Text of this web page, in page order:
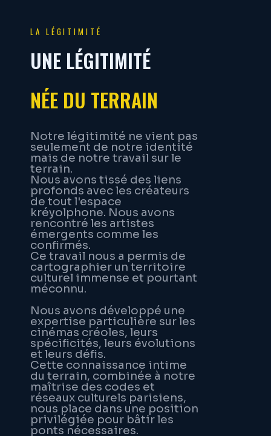
LA LÉGITIMITÉ
UNE LÉGITIMITÉ
NÉE DU TERRAIN
Notre légitimité ne vient pas
seulement de notre identité
mais de notre travail sur le
terrain.
Nous avons tissé des liens
profonds avec les créateurs
de tout l'espace
kréyolphone. Nous avons
rencontré les artistes
émergents comme les
confirmés.
Ce travail nous a permis de
cartographier un territoire
culturel immense et pourtant
méconnu.
Nous avons développé une
expertise particulière sur les
cinémas créoles, leurs
spécificités, leurs évolutions
et leurs défis.
Cette connaissance intime
du terrain, combinée à notre
maîtrise des codes et
réseaux culturels parisiens,
nous place dans une position
privilégiée pour bâtir les
ponts nécessaires.